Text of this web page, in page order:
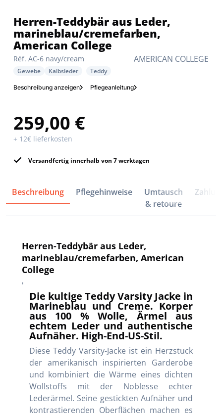
AMERICAN COLLEGE
Réf. AC-6 navy/cream
Herren-Teddybär aus Leder,
marineblau/cremefarben,
American College
Gewebe Kalbsleder Teddy
Beschreibung anzeigen Pflegeanleitung
259,00 €
+ 12€ lieferkosten
Versandfertig innerhalb von 7 werktagen
Beschreibung Pflegehinweise
Umtausch
& retoure
Herren-Teddybär aus Leder,
marineblau/cremefarben, American
College
'
Die kultige Teddy Varsity Jacke in
Marineblau und Creme. Korper
aus 100 % Wolle, Ärmel aus
echtem Leder und authentische
Aufnäher. High-End-US-Stil.
Diese Teddy Varsity-Jacke ist ein Herzstuck
der amerikanisch inspirierten Garderobe
und kombiniert die Wärme eines dichten
Wollstoffs mit der Noblesse echter
Lederärmel. Seine gestickten Aufnäher und
kontrastierenden Oberflächen machen es